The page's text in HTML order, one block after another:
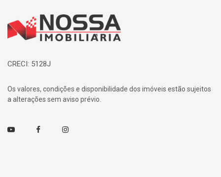
Página inicial
CRECI: 5128J
Os valores, condições e disponibilidade dos imóveis estão sujeitos
a alterações sem aviso prévio.
Youtube FacebookInstagram